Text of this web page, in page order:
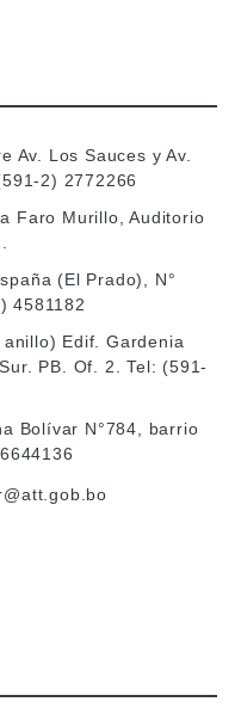
Av. Los Sauces y Av.
2) 2772266
Faro Murillo, Auditorio
(El Prado), N°
4581182
Edif. Gardenia
PB. Of. 2. Tel: (591-
Bolívar N°784, barrio